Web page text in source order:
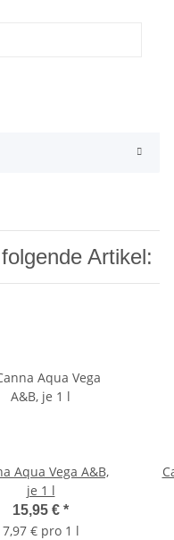
Artikel:
Aqua Vega A&B,
je 1 l
15,95 € *
7,97 € pro 1 l